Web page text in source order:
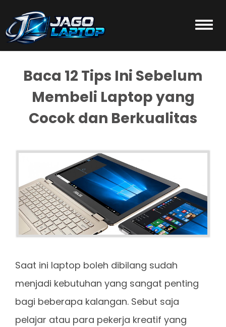
Baca 12 Tips Ini Sebelum
Membeli Laptop yang
Cocok dan Berkualitas
Saat ini laptop boleh dibilang sudah
menjadi kebutuhan yang sangat penting
bagi beberapa kalangan. Sebut saja
pelajar atau para pekerja kreatif yang